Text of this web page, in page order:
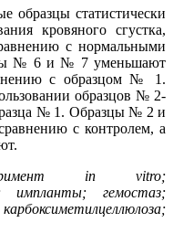
образцы статистически
кровяного сгустка,
с нормальными
№ 6 и № 7 уменьшают
с образцом № 1.
образцов № 2-
№ 1. Образцы № 2 и
с контролем, а
in vitro;
импланты; гемостаз;